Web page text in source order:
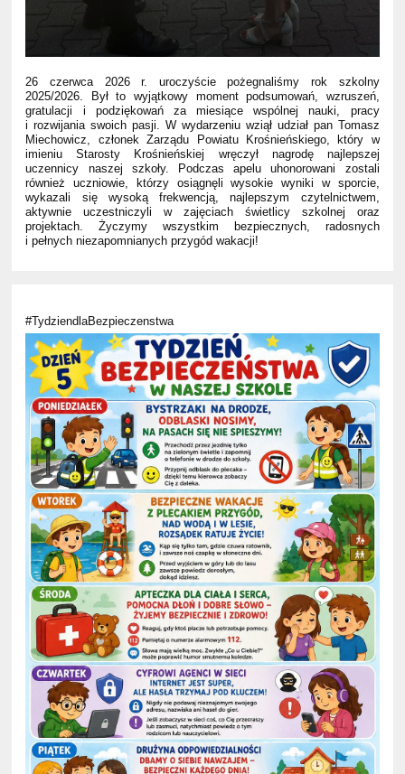
26 czerwca 2026 r. uroczyście pożegnaliśmy rok szkolny
2025/2026. Był to wyjątkowy moment podsumowań, wzruszeń,
gratulacji i podziękowań za miesiące wspólnej nauki, pracy
i rozwijania swoich pasji. W wydarzeniu wziął udział pan Tomasz
Miechowicz, członek Zarządu Powiatu Krośnieńskiego, który w
imieniu Starosty Krośnieńskiej wręczył nagrodę najlepszej
uczennicy naszej szkoły. Podczas apelu uhonorowani zostali
również uczniowie, którzy osiągnęli wysokie wyniki w sporcie,
wykazali się wysoką frekwencją, najlepszym czytelnictwem,
aktywnie uczestniczyli w zajęciach świetlicy szkolnej oraz
projektach. Życzymy wszystkim bezpiecznych, radosnych
i pełnych niezapomnianych przygód wakacji!
#TydziendlaBezpieczenstwa